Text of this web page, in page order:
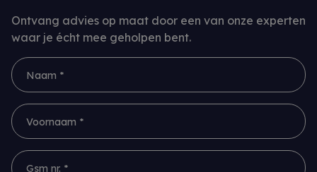
Ontvang advies op maat door een van onze experten
waar je écht mee geholpen bent.
Naam *
Voornaam *
Gsm nr. *